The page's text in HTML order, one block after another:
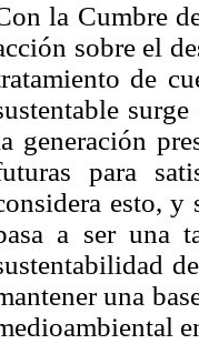
la Cumbre
sobre el
de
generación
para
esto, y
a ser una
una